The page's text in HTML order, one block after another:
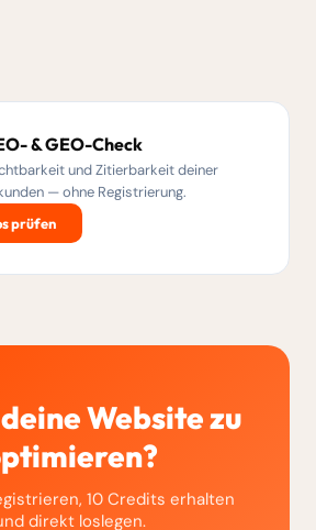
& GEO-Check
und Zitierbarkeit deiner
— ohne Registrierung.
prüfen
Website zu
10 Credits erhalten
direkt loslegen.